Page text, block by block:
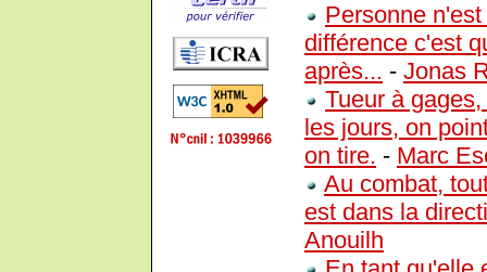
Personne
différence c'est
après... - Jonas
Tueur à
les jours, on
on tire. - Marc
Au combat,
est dans la
Anouilh